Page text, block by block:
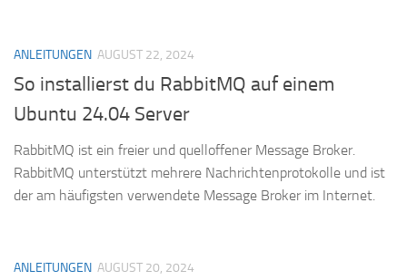
ANLEITUNGEN AUGUST 22, 2024
So installierst du RabbitMQ auf einem
Ubuntu 24.04 Server
RabbitMQ ist ein freier und quelloffener Message Broker.
RabbitMQ unterstützt mehrere Nachrichtenprotokolle und ist
der am häufigsten verwendete Message Broker im Internet.
ANLEITUNGEN AUGUST 20, 2024